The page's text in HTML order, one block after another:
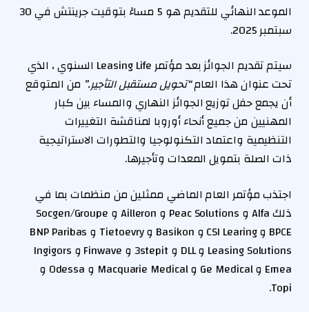
الموعد النهائي للتقديم هو 5 مساءً بتوقيت جرينتش في 30
سبتمبر 2025.
سيتم تقديم الجوائز بعد مؤتمر Leasing Life السنوي ، الذي
تحت عنوان هذا العام“تحويل مستقبل التأجير.” من المتوقع
أن يجمع حفل توزيع الجوائز النهاري والمساء بين كبار
المهنيين من جميع أنحاء أوروبا لمناقشة التغييرات
التنظيمية واعتماد التكنولوجيا والتطورات الاستراتيجية
ذات الصلة بتمويل المعدات وتأجيرها.
اجتذب مؤتمر العام الماضي ممثلين من منظمات بما في
ذلك Alfa و Peac Solutions و Ailleron و Socgen/Groupe
BPCE و CSI Learing و Basikon و Tietoevry و BNP Paribas
Leasing Solutions و DLL و 3stepit و Finwave و Ingigors
Emea و Ge Medical و Macquarie Medical و Odessa و
Topi.